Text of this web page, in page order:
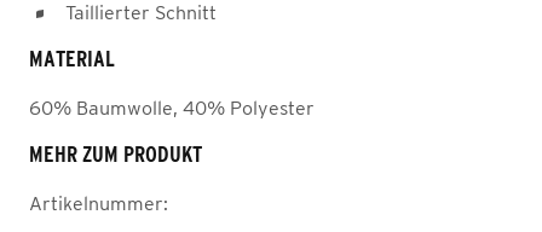
Taillierter Schnitt
MATERIAL
60% Baumwolle, 40% Polyester
MEHR ZUM PRODUKT
Artikelnummer: